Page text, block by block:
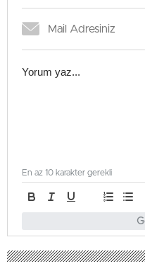
En az 10 karakter gerekli